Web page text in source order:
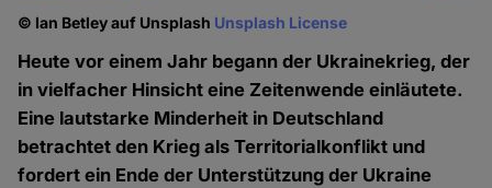
© Ian Betley auf Unsplash Unsplash License
Heute vor einem Jahr begann der Ukrainekrieg, der
in vielfacher Hinsicht eine Zeitenwende einläutete.
Eine lautstarke Minderheit in Deutschland
betrachtet den Krieg als Territorialkonflikt und
fordert ein Ende der Unterstützung der Ukraine